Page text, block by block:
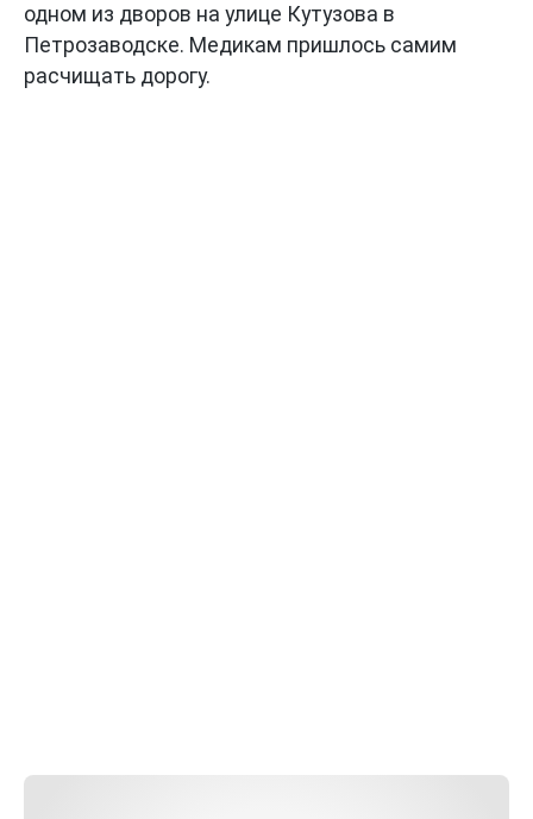
одном из дворов на улице Кутузова в
Петрозаводске. Медикам пришлось самим
расчищать дорогу.